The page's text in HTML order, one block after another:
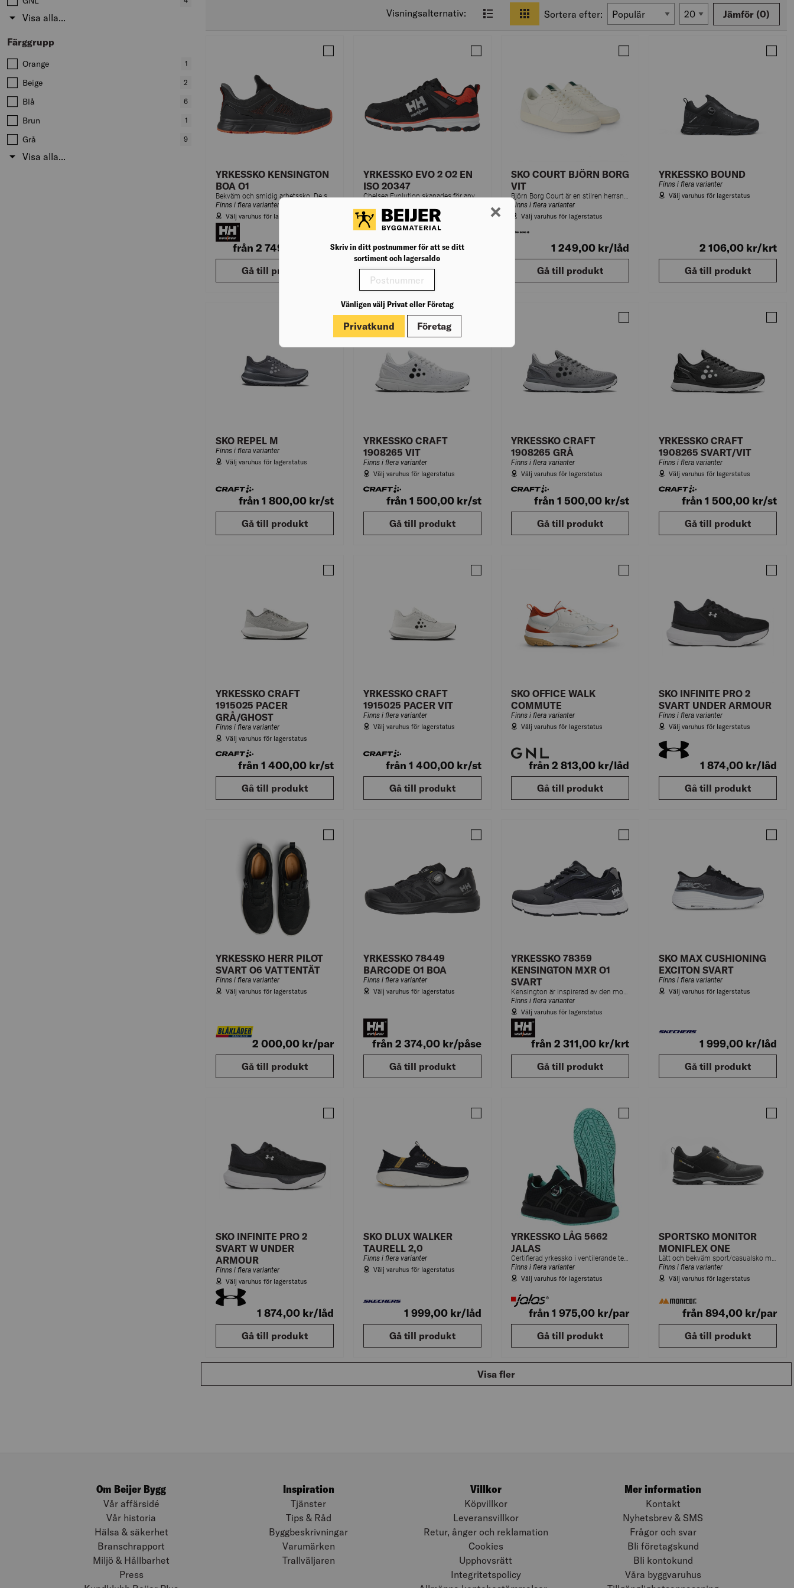
Visa alla...
Färggrupp
Värden att filtrera på
Orange ,1
Beige ,2
Blå ,6
Brun ,1
produkter
Grå ,9
Visa alla...
Visningsalternativ: Sortera efter: Jämför (0)
YRKESSKO KENSINGTON
BOA O1
Bekväm och smidig arbetssko. De stickade ovandelarna är vatten- och nötningsbeständiga och det gjutna TPU-tåskyddet och hälöverdraget skyddar slitageområden.
Finns i flera varianter
Välj varuhus för lagerstatus
från 2 749,00 /krt
Gå till produkt
Jämför YRKESSKO KENSINGTON BOA O1
YRKESSKO EVO 2 O2 EN
ISO 20347
Chelsea Evolution skapades för användning på dynamiska arbetsplatser där du behöver lättviktsskydd som ger komfort hela dagen.
Välj varuhus för lagerstatus
från 2 249,00kr/krt
Gå till produkt
Jämför YRKESSKO EVO 2 O2 EN ISO 20347
SKO COURT BJÖRN BORG
VIT
Björn Borg Court är en stilren herrsneaker med tidlös design. Ovandel i slitstarkt syntetläder och en greppsäker yttersula i gummi.
Finns i flera varianter
Välj varuhus för lagerstatus
1 249,00 kr/låd
Gå till produkt
Jämför SKO COURT BJÖRN BORG VIT
YRKESSKO BOUND
Finns i flera varianter
Välj varuhus för lagerstatus
2 106,00 kr/krt
Gå till produkt
Jämför
SKO REPEL M
Finns i flera varianter
Välj varuhus för lagerstatus
från 1 800,00 kr/st
Gå till produkt
Jämför SKO REPEL M
YRKESSKO CRAFT
1908265 VIT
Finns i flera varianter
Välj varuhus för lagerstatus
från 1 500,00 kr/st
Gå till produkt
YRKESSKO CRAFT
1908265 GRÅ
Finns i flera varianter
Välj varuhus för lagerstatus
från 1 500,00 kr/st
Gå till produkt
Jämför YRKESSKO CRAFT 1908265 GRÅ
YRKESSKO CRAFT
1908265 SVART/VIT
Finns i flera varianter
Välj varuhus för lagerstatus
från 1 500,00 kr/st
Gå till produkt
Jämför
YRKESSKO CRAFT
1915025 PACER
GRÅ/GHOST
Finns i flera varianter
Välj varuhus för lagerstatus
från 1 400,00 kr/st
Gå till produkt
Jämför YRKESSKO CRAFT 1915025 PACER GRÅ/GHOST
YRKESSKO CRAFT
1915025 PACER VIT
Finns i flera varianter
Välj varuhus för lagerstatus
från 1 400,00 kr/st
Gå till produkt
Jämför YRKESSKO CRAFT 1915025 PACER VIT
SKO OFFICE WALK
COMMUTE
Finns i flera varianter
Välj varuhus för lagerstatus
från 2 813,00 kr/låd
Gå till produkt
Jämför SKO OFFICE WALK COMMUTE
SKO INFINITE PRO 2
SVART UNDER ARMOUR
Finns i flera varianter
Välj varuhus för lagerstatus
1 874,00 kr/låd
Gå till produkt
Jämför
YRKESSKO HERR PILOT
SVART O6 VATTENTÄT
Finns i flera varianter
Välj varuhus för lagerstatus
2 000,00 kr/par
Gå till produkt
Jämför YRKESSKO HERR PILOT SVART O6 VATTENTÄT
YRKESSKO 78449
BARCODE O1 BOA
Finns i flera varianter
Välj varuhus för lagerstatus
från 2 374,00 kr/påse
Gå till produkt
Jämför YRKESSKO 78449 BARCODE O1 BOA
YRKESSKO 78359
KENSINGTON MXR O1
SVART
Kensington är inspirerad av den moderna handelsmannens urbana livsstil.
Finns i flera varianter
Välj varuhus för lagerstatus
från 2 311,00 kr/krt
Gå till produkt
Jämför YRKESSKO 78359 KENSINGTON MXR
SKO MAX CUSHIONING
EXCITON SVART
Finns i flera varianter
Välj varuhus för lagerstatus
1 999,00 kr/låd
Gå till produkt
Jämför
SKO INFINITE PRO 2
SVART W UNDER
ARMOUR
Finns i flera varianter
Välj varuhus för lagerstatus
1 874,00 kr/låd
Gå till produkt
Jämför SKO INFINITE PRO 2 SVART W UNDER ARMOUR
SKO DLUX WALKER
TAURELL 2,0
Finns i flera varianter
Välj varuhus för lagerstatus
1 999,00 kr/låd
Gå till produkt
Jämför SKO DLUX WALKER TAURELL 2,0
YRKESSKO LÅG 5662
JALAS
Certifierad yrkessko i ventilerande textil som låter fötterna andas och ger ett stabilt men flexibelt stöd.
Finns i flera varianter
Välj varuhus för lagerstatus
från 1 975,00 kr/par
Gå till produkt
Jämför YRKESSKO LÅG 5662 JALAS
SPORTSKO MONITOR
MONIFLEX ONE
Lätt och bekväm sport/casualsko med ovandel i slitstark textil och neopren. För fritid, sport och arbete utan krav på skyddsskor.
Finns i flera varianter
Välj varuhus för lagerstatus
från 894,00 kr/par
Gå till produkt
Jämför
Visa fler
Om Beijer Bygg
Vår affärsidé
Vår historia
Hälsa & säkerhet
Branschrapport
Miljö & Hållbarhet
Press
Inspiration
Tjänster
Tips & Råd
Byggbeskrivningar
Varumärken
Trallväljaren
Villkor
Köpvillkor
Leveransvillkor
Retur, ånger och reklamation
Cookies
Upphovsrätt
Integritetspolicy
Mer information
Kontakt
Nyhetsbrev & SMS
Frågor och svar
Bli företagskund
Bli kontokund
Våra byggvaruhus
Skriv in ditt postnummer för att se ditt
sortiment och lagersaldo
Vänligen välj Privat eller Företag
Privatkund Företag